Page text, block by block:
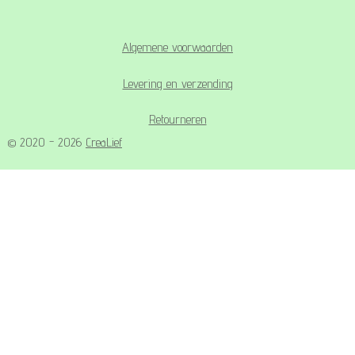
Algemene voorwaarden
Levering en verzending
Retourneren
© 2020 - 2026 CreaLief